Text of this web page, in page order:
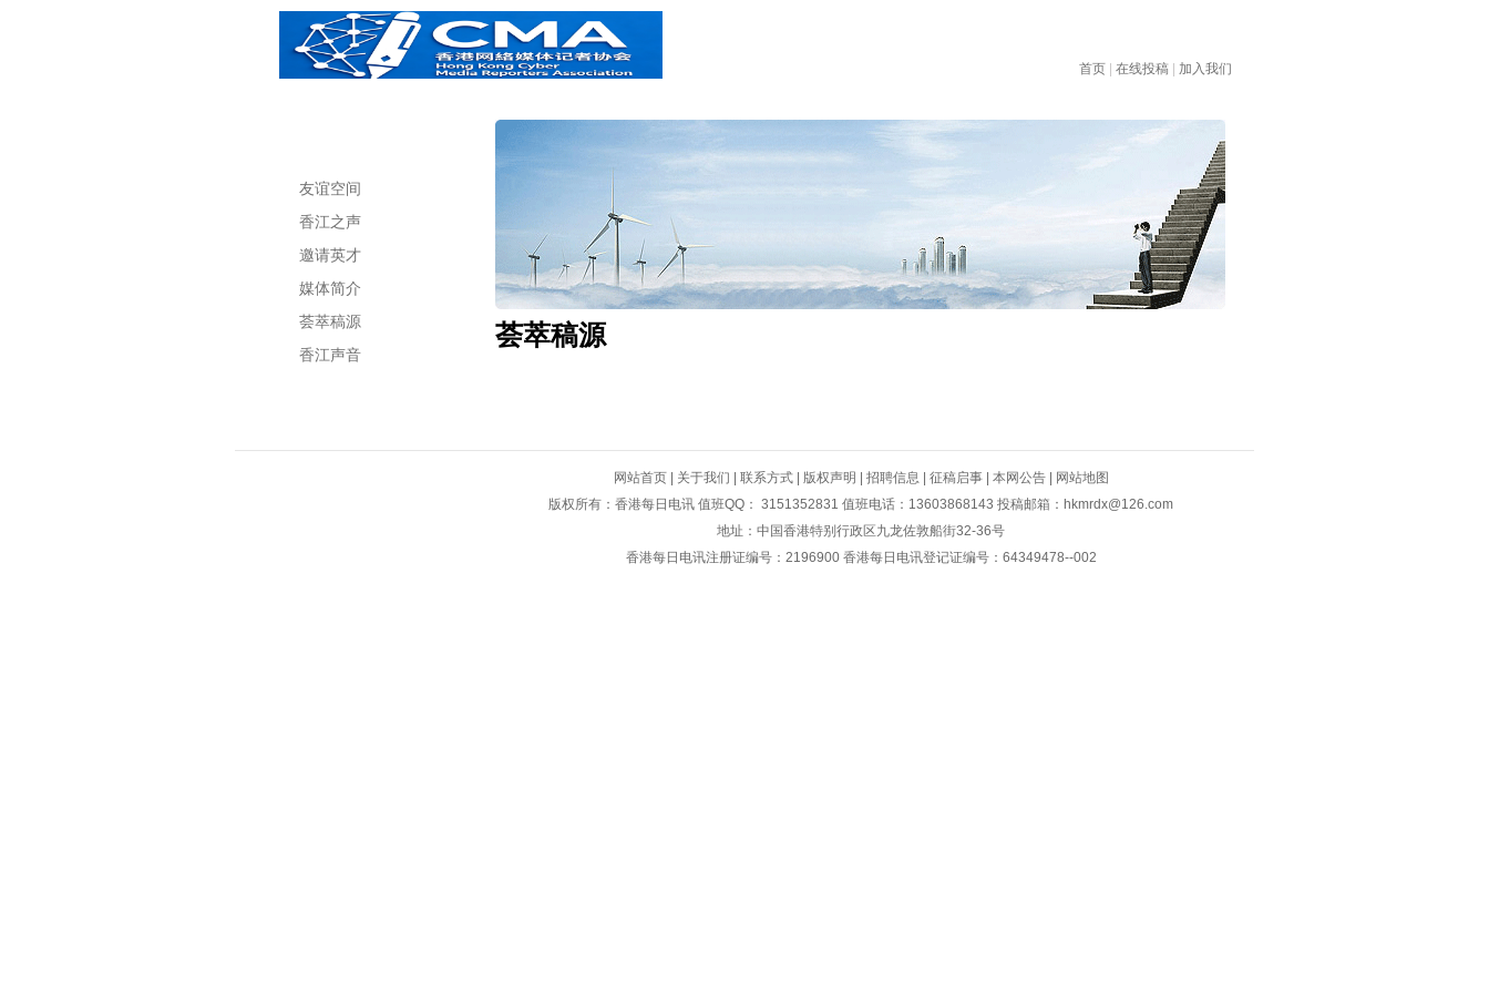
首页 在线投稿 加入我们
友谊空间
香江之声
邀请英才
媒体简介
荟萃稿源
香江声音
荟萃稿源
网站首页| 关于我们 联系方式| 版权声明 招聘信息 征稿启事| 本网公告|
网站地图
版权所有：香港每日电讯 值班QQ： 3151352831 值班电话：13603868143 投稿邮箱：hkmrdx@126.com
地址：中国香港特别行政区九龙佐敦船街32-36号
香港每日电讯注册证编号：2196900 香港每日电讯登记证编号：64349478--002